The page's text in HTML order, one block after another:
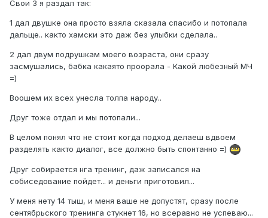
Свои 3 я раздал так:
1 дал двушке она просто взяла сказала спасибо и потопала
дальще.. както хамски это даж без улыбки сделала..
2 дал двум подрушкам моего возраста, они сразу
засмушались, бабка какаято проорала - Какой любезный МЧ
=)
Воошем их всех унесла толпа народу..
Друг тоже отдал и мы потопали...
В целом понял что не стоит когда подход делаеш вдвоем
разделять както диалог, все должно быть спонтанно =)
Друг собирается нга тренинг, даж записался на
собиседование пойдет... и деньги приготовил...
У меня нету 14 тыш, и меня ваше не допустят, сразу после
сентябрьского тренинга стукнет 16, но всеравно не успеваю...